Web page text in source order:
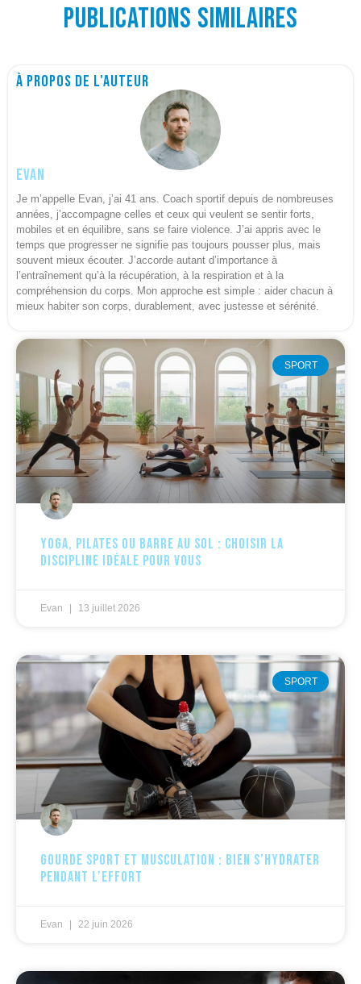
Publications similaires
À propos de l'auteur
Evan
Je m’appelle Evan, j’ai 41 ans. Coach sportif depuis de nombreuses
années, j’accompagne celles et ceux qui veulent se sentir forts,
mobiles et en équilibre, sans se faire violence. J’ai appris avec le
temps que progresser ne signifie pas toujours pousser plus, mais
souvent mieux écouter. J’accorde autant d’importance à
l’entraînement qu’à la récupération, à la respiration et à la
compréhension du corps. Mon approche est simple : aider chacun à
mieux habiter son corps, durablement, avec justesse et sérénité.
SPORT
Yoga, pilates ou barre au sol : choisir la
discipline idéale pour vous
Evan 13 juillet 2026
SPORT
Gourde sport et musculation : bien s’hydrater
pendant l’effort
Evan 22 juin 2026